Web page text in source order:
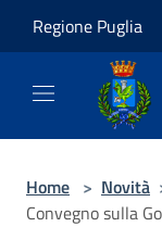
Regione Puglia
Home > Novità
Convegno sulla